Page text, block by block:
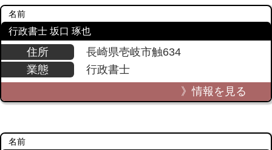
名前
行政書士 坂口 琢也
住所
長崎県壱岐市触634
業態
行政書士
》情報を見る
名前